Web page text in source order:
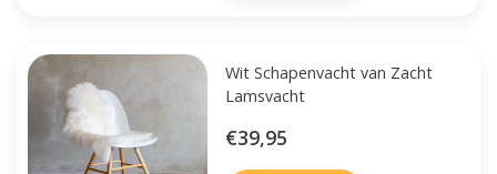
Wit Schapenvacht van Zacht
Lamsvacht
€39,95